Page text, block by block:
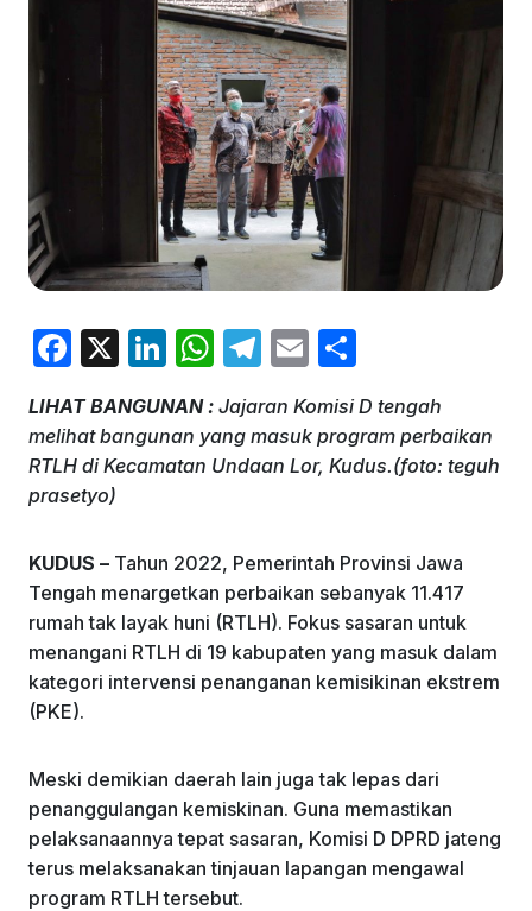
F
c
e
b
o
k
X
Li
k
e
W
at
s
p
T
e
gr
E
ai
l
ar
e
LIHAT BANGUNAN : Jajaran Komisi D tengah
melihat bangunan yang masuk program perbaikan
RTLH di Kecamatan Undaan Lor, Kudus.(foto: teguh
prasetyo)
KUDUS – Tahun 2022, Pemerintah Provinsi Jawa
Tengah menargetkan perbaikan sebanyak 11.417
rumah tak layak huni (RTLH). Fokus sasaran untuk
menangani RTLH di 19 kabupaten yang masuk dalam
kategori intervensi penanganan kemisikinan ekstrem
(PKE).
Meski demikian daerah lain juga tak lepas dari
penanggulangan kemiskinan. Guna memastikan
pelaksanaannya tepat sasaran, Komisi D DPRD jateng
terus melaksanakan tinjauan lapangan mengawal
program RTLH tersebut.